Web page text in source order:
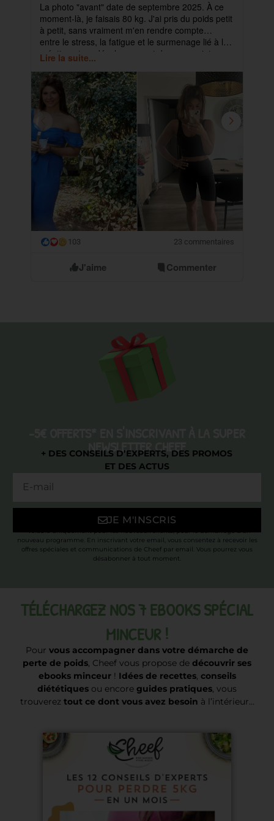
La photo "avant" date de septembre 2025. À ce
moment-là, je faisais 80 kg. J'ai pris du poids petit
à petit, sans vraiment m'en rendre compte…
entre le stress, la fatigue et le surmenage lié à la
création et au développement de mes projets.
Lire la suite...
😮 103 23 commentaires
J'aime Commenter
NEWSLETTER CHEEF
+ DES CONSEILS D’EXPERTS, DES PROMOS
ET DES ACTUS
JE M'INSCRIS
* Valable uniquement pour les nouveaux clients, pour le démarrage d’un
nouveau programme. En inscrivant votre email, vous consentez à recevoir les
offres spéciales et communications de Cheef par email. Vous pourrez vous
désabonner à tout moment.
TÉLÉCHARGEZ NOS 7 EBOOKS SPÉCIAL
MINCEUR !
Pour vous accompagner dans votre démarche de
perte de poids, Cheef vous propose de découvrir ses
ebooks minceur! Idées de recettes, conseils
diététiques ou encore guides pratiques, vous
trouverez tout ce dont vous avez besoin à l’intérieur…